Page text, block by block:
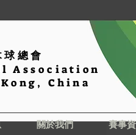
球總會
Association
China
關於我們 賽事